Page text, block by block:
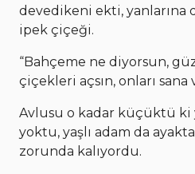
devedikeni ekti, yanlarına
ipek çiçeği.
“Bahçeme ne diyorsun,
çiçekleri açsın, onları sana
Avlusu o kadar küçüktü ki
yoktu, yaşlı adam da
zorunda kalıyordu.